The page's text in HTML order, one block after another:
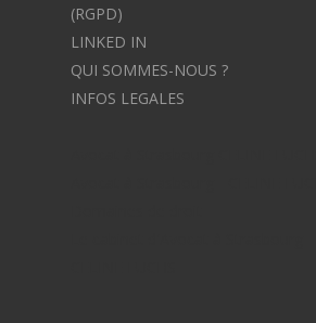
(RGPD)
LINKED IN
QUI SOMMES-NOUS ?
INFOS LEGALES